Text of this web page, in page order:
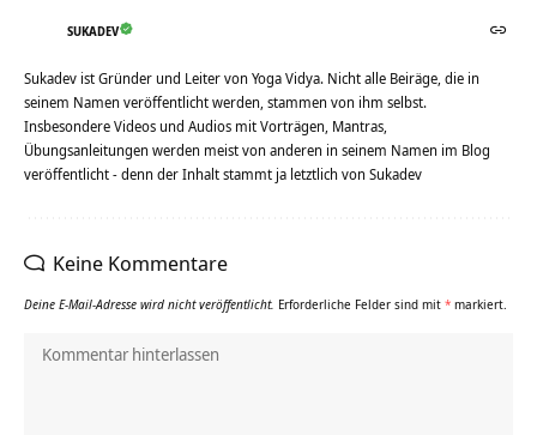
SUKADEV
Sukadev ist Gründer und Leiter von Yoga Vidya. Nicht alle Beiräge, die in
seinem Namen veröffentlicht werden, stammen von ihm selbst.
Insbesondere Videos und Audios mit Vorträgen, Mantras,
Übungsanleitungen werden meist von anderen in seinem Namen im Blog
veröffentlicht - denn der Inhalt stammt ja letztlich von Sukadev
Keine Kommentare
Deine E-Mail-Adresse wird nicht veröffentlicht. Erforderliche Felder sind mit * markiert.